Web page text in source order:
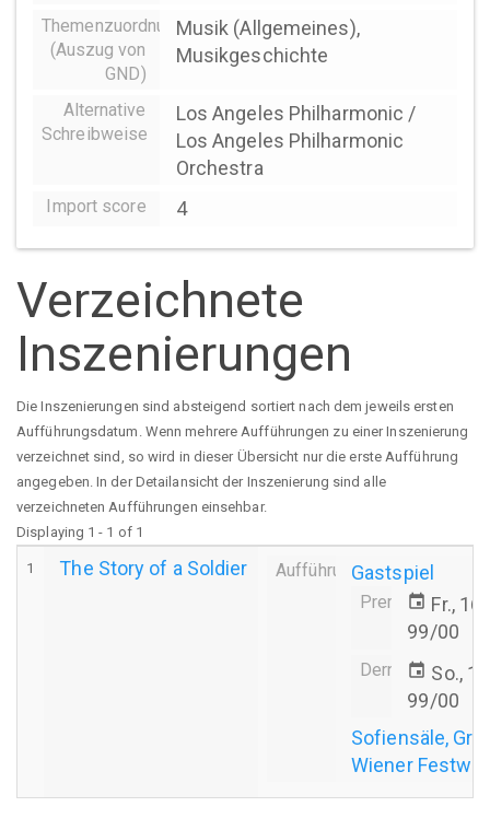
Themenzuordnung
(Auszug von
GND)
Musik (Allgemeines),
Musikgeschichte
Alternative
Schreibweise
Los Angeles Philharmonic /
Los Angeles Philharmonic
Orchestra
Import score 4
Verzeichnete
Inszenierungen
Die Inszenierungen sind absteigend sortiert nach dem jeweils ersten
Aufführungsdatum. Wenn mehrere Aufführungen zu einer Inszenierung
verzeichnet sind, so wird in dieser Übersicht nur die erste Aufführung
angegeben. In der Detailansicht der Inszenierung sind alle
verzeichneten Aufführungen einsehbar.
Displaying 1 - 1 of 1
1 The Story of a Soldier AufführungGastspiel
Premiere
event Fr.,
99/00
Derniere
event So.,
99/00
Sofiensäle,
Wiener